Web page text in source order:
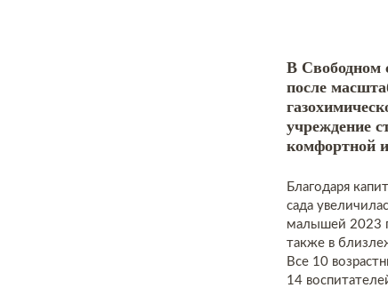
В Свободном
после
учреждение
комфортной
Благодаря
сада
малышей 2023
также в
Все 10
14